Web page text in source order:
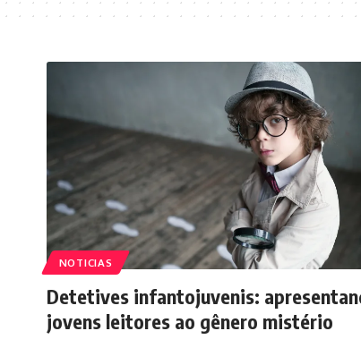
NOTICIAS
Detetives infantojuvenis:
jovens leitores ao gênero mistério